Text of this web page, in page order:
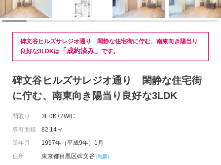
碑文谷ヒルズサレジオ通り 閑静な住宅街に佇む、南東向き陽当り
良好な3LDKは 「成約済み」 です。
碑文谷ヒルズサレジオ通り 閑静な住宅街
に佇む、南東向き陽当り良好な3LDK
間取り
3LDK+2WIC
専有面積
82.14㎡
築年月
1997年（平成9年）1月
住所
東京都目黒区碑文谷 [地図]